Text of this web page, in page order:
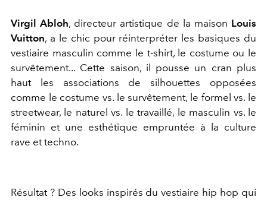
Virgil Abloh, directeur artistique de la maison Louis
Vuitton, a le chic pour réinterpréter les basiques du
vestiaire masculin comme le t-shirt, le costume ou le
survêtement... Cette saison, il pousse un cran plus
haut les associations de silhouettes opposées
comme le costume vs. le survêtement, le formel vs. le
streetwear, le naturel vs. le travaillé, le masculin vs. le
féminin et une esthétique empruntée à la culture
rave et techno.
Résultat ? Des looks inspirés du vestiaire hip hop qui